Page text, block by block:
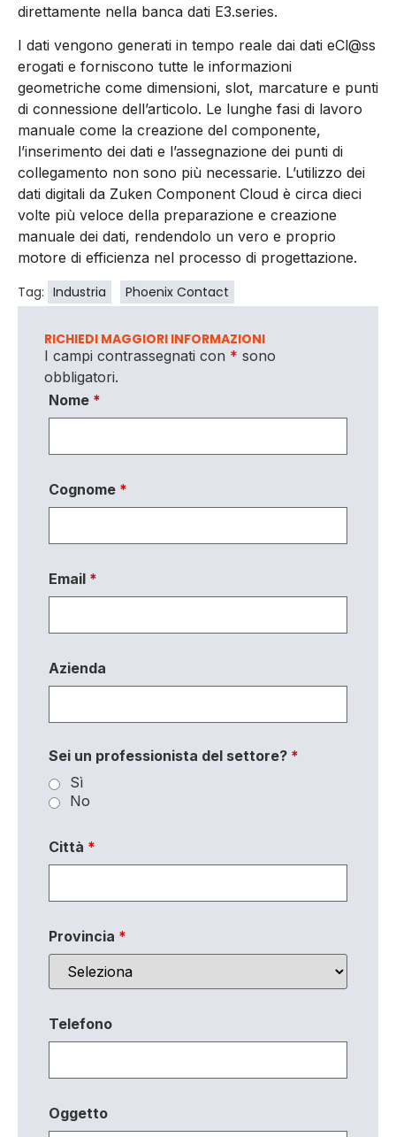
direttamente nella banca dati E3.series.
I dati vengono generati in tempo reale dai dati eCl@ss
erogati e forniscono tutte le informazioni
geometriche come dimensioni, slot, marcature e punti
di connessione dell’articolo. Le lunghe fasi di lavoro
manuale come la creazione del componente,
l’inserimento dei dati e l’assegnazione dei punti di
collegamento non sono più necessarie. L’utilizzo dei
dati digitali da Zuken Component Cloud è circa dieci
volte più veloce della preparazione e creazione
manuale dei dati, rendendolo un vero e proprio
motore di efficienza nel processo di progettazione.
Tag: Industria Phoenix Contact
RICHIEDI MAGGIORI INFORMAZIONI
I campi contrassegnati con * sono
obbligatori.
Nome *
Cognome *
Email *
Azienda
Sei un professionista del settore? *
Sì
No
Città *
Provincia *
Telefono
Oggetto